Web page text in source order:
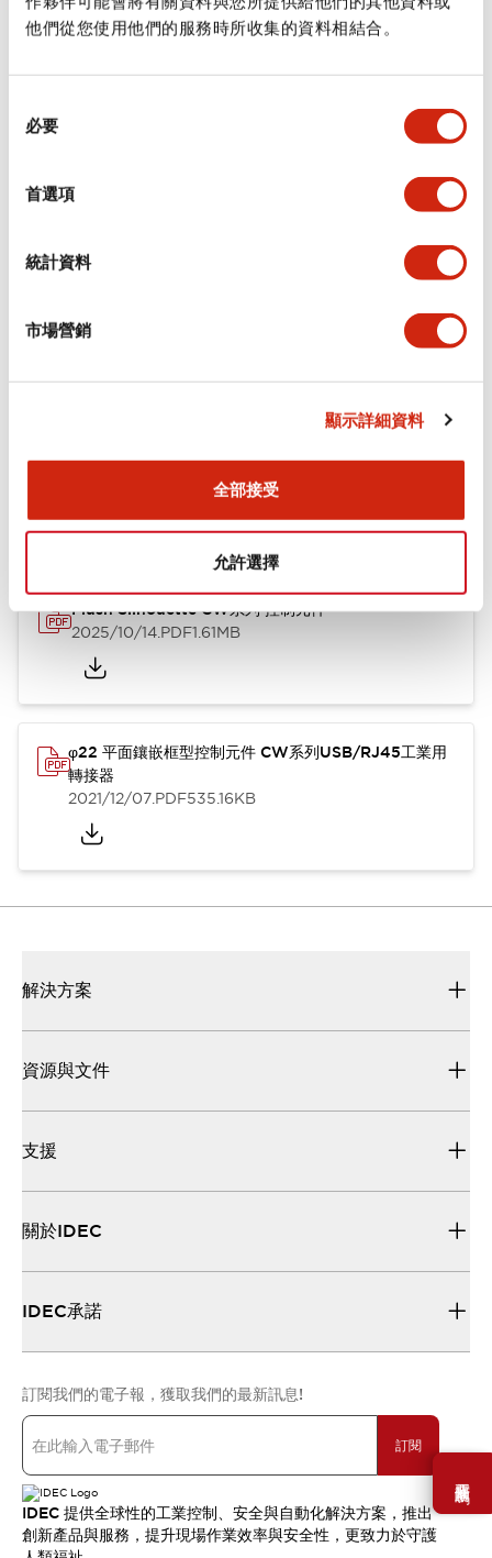
他們從您使用他們的服務時所收集的資料相結合。
必要
首選項
統計資料
市場營銷
顯示詳細資料
全部接受
允許選擇
需要幫助嗎？
規格
審美規範
環境規範
功能規格
機械規格
型錄和宣傳手冊 CAD檔 認證與標準
Flush Silhouette CW系列 控制元件
2025/10/14.PDF1.61MB
φ22 平面鑲嵌框型控制元件 CW系列USB/RJ45工業用
轉接器
2021/12/07.PDF535.16KB
解決方案
資源與文件
支援
關於IDEC
IDEC承諾
訂閱我們的電子報，獲取我們的最新訊息!
訂閱
IDEC 提供全球性的工業控制、安全與自動化解決方案，推出
創新產品與服務，提升現場作業效率與安全性，更致力於守護